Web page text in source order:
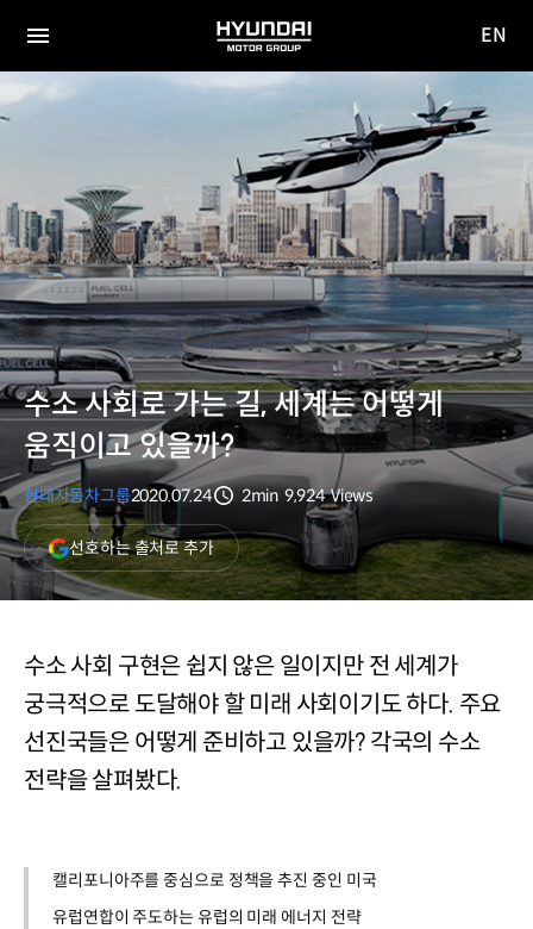
전체
메뉴
HYUNDAI
MOTOR
GROUP
이동
EN
수소 사회로 가는 길, 세계는 어떻게
움직이고 있을까?
현대자동차그룹2020.07.24
2min
조회수
9,924 Views
선호하는 출처로 추가(새
창
열림)
수소 사회 구현은 쉽지 않은 일이지만 전 세계가
궁극적으로 도달해야 할 미래 사회이기도 하다. 주요
선진국들은 어떻게 준비하고 있을까? 각국의 수소
전략을 살펴봤다.
캘리포니아주를 중심으로 정책을 추진 중인 미국
유럽연합이 주도하는 유럽의 미래 에너지 전략